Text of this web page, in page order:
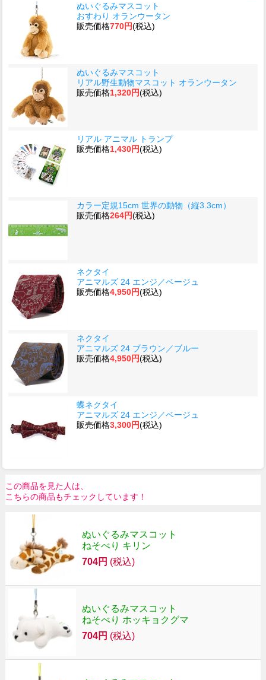
ぬいぐるみマスコット
おすわり オランウータン
販売価格770円(税込)
ぬいぐるみマスコット
リアル野生動物マスコット オランウータン
販売価格1,320円(税込)
リアル アニマル トランプ
販売価格1,430円(税込)
カラー定規15cm 世界の動物（縦3.3cm）
販売価格264円(税込)
ネクタイ
アニマルズ 24 エンジ／ベージュ
販売価格4,950円(税込)
ネクタイ
アニマルズ 24 ブラウン／ブルー
販売価格4,950円(税込)
蝶ネクタイ
アニマルズ 24 エンジ／ベージュ
販売価格3,300円(税込)
この商品を見た人は、
こちらの商品もチェックしています！
ぬいぐるみマスコット
ねそべり キリン
704円 (税込)
ぬいぐるみマスコット
ねそべり ホッキョクグマ
704円 (税込)